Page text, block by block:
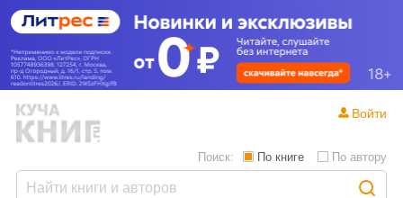
Поиск: По книге По автору
Войти